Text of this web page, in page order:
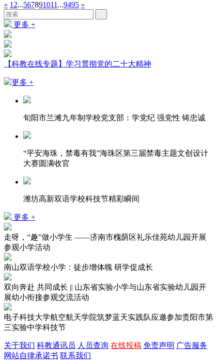
« 1 2...567891011 ...9495 »
更多 +
【科教在线专题】学习贯彻党的二十大精神
更多 +
旬阳市兰滩九年制学校党支部：学党纪 强党性 铸忠诚
“平安海珠，禁毒有我”海珠区第三届禁毒主题文创设计
大赛圆满收官
潍坊高新双语学校科技节精彩瞬间
更多 +
走呀，“趣”做小学生 ——济南市槐荫区礼乐佳苑幼儿园开展
参观小学活动
南山双语学校小学：徒步增体魄 研学促成长
双向奔赴 共同成长 || 山东省实验小学与山东省实验幼儿园开
展幼小衔接参观交流活动
电子科技大学航空航天学院筑梦蓝天实践队应邀参加贵阳市第
三实验中学科技节
关于我们 科教通讯员 人员查询 在线投稿 免责声明 广告服务
网站自律承诺书 联系我们